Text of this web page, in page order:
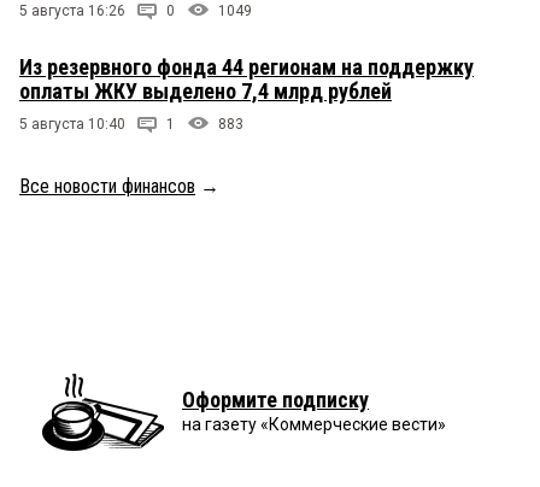
5 августа 16:26 0 1049
Из резервного фонда 44 регионам на поддержку
оплаты ЖКУ выделено 7,4 млрд рублей
5 августа 10:40 1 883
Все новости финансов →
Оформите подписку
на газету «Коммерческие вести»